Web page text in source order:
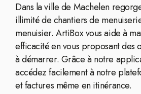
Dans la ville de Machelen
illimité de chantiers de
menuisier. ArtiBox vous aide à
efficacité en vous proposant des
à démarrer. Grâce à notre
accédez facilement à notre
et factures même en itinérance.